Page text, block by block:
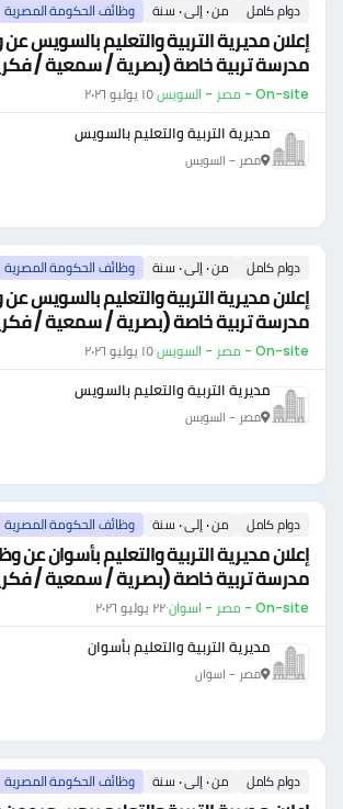
دوام كامل من ٠ إلى ٠ سنة وظائف الحكومة المصرية
إعلان مديرية التربية والتعليم بالسويس
مدرسة تربية خاصة (بصرية / سمعية /
On-site - مصر - السويس ·١٥ يوليو ٢٠٢٦
مديرية التربية والتعليم بالسويس
مصر - السويس
دوام كامل من ٠ إلى ٠ سنة وظائف الحكومة المصرية
إعلان مديرية التربية والتعليم بالسويس
مدرسة تربية خاصة (بصرية / سمعية /
On-site - مصر - السويس ·١٥ يوليو ٢٠٢٦
مديرية التربية والتعليم بالسويس
مصر - السويس
دوام كامل من ٠ إلى ٠ سنة وظائف الحكومة المصرية
إعلان مديرية التربية والتعليم بأسوان عن
مدرسة تربية خاصة (بصرية / سمعية /
On-site - مصر - اسوان ·٢٢ يوليو ٢٠٢٦
مديرية التربية والتعليم بأسوان
مصر - اسوان
دوام كامل من ٠ إلى ٠ سنة وظائف الحكومة المصرية